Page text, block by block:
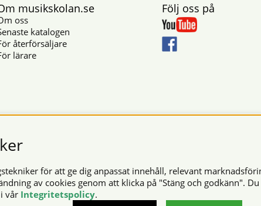
musikskolan.se
oss
katalogen
återförsäljare
lärare
Följ oss på
Säkra betalningar
© 2026 Musikskolan. Vi använder cookies -läs mer
för att ge dig anpassat innehåll, relevant
av cookies genom att klicka på "Stäng och godkänn".
vår Integritetspolicy.